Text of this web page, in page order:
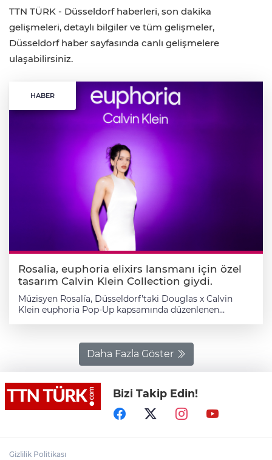
TTN TÜRK - Düsseldorf haberleri, son dakika
gelişmeleri, detaylı bilgiler ve tüm gelişmeler,
Düsseldorf haber sayfasında canlı gelişmelere
ulaşabilirsiniz.
HABER
Rosalia, euphoria elixirs lansmanı için özel
tasarım Calvin Klein Collection giydi.
Müzisyen Rosalía, Düsseldorf’taki Douglas x Calvin
Klein euphoria Pop-Up kapsamında düzenlenen
Veronica Leoni tarafından Calvin Klein Collection için
özel olarak tasarlanan, ince askılı detaya ve sırt
dekoltesine sahip, beyaz ipek saten, yere kadar uzanan
Daha Fazla Göster
Bizi Takip Edin!
Gizlilik Politikası